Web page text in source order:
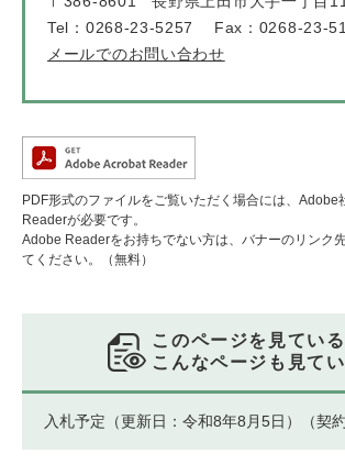
Tel：0268-23-5257
Fax：0268-23-
メールでのお問い合わせ
PDF形式のファイルをご覧いただく場合には、Adobe
Readerが必要です。
Adobe Readerをお持ちでない方は、バナーのリンク
てください。（無料）
このページを見てい
こんなページも見て
入札予定（更新日：令和8年8月5日）（契約